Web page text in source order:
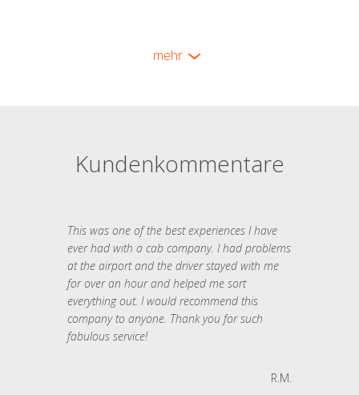
mehr
Kundenkommentare
This was one of the best experiences I have
ever had with a cab company. I had problems
at the airport and the driver stayed with me
for over an hour and helped me sort
everything out. I would recommend this
company to anyone. Thank you for such
fabulous service!
R.M.